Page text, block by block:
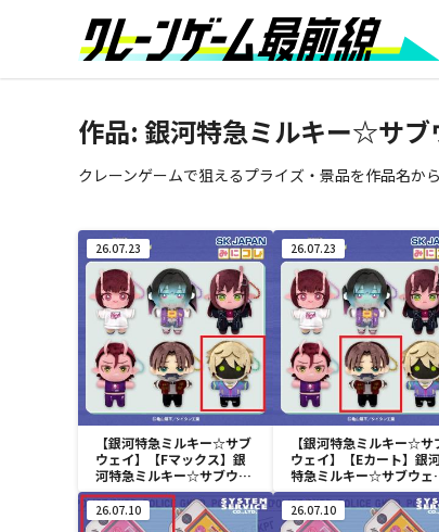
作品: 銀河特急ミルキー☆サブ
クレーンゲームで狙えるプライズ・景品を作品名
26.07.23
【銀河特急ミルキー☆サブ
ウェイ】【Fマックス】銀
河特急ミルキー☆サブウェ
イ みにコレ! ぬいぐるみMC
26.07.23
【銀河特急ミルキー☆サ
ウェイ】【Eカート】銀
特急ミルキー☆サブウェ
みにコレ! ぬいぐるみMC
26.07.10 26.07.10